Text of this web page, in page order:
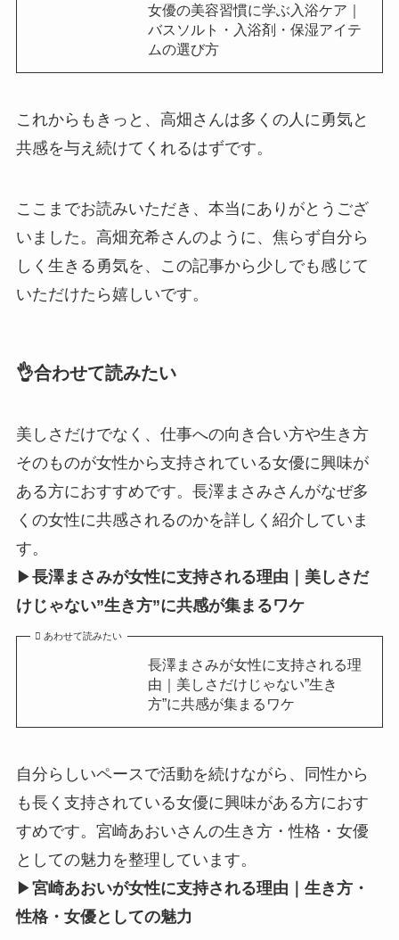
女優の美容習慣に学ぶ入浴ケア｜
バスソルト・入浴剤・保湿アイテ
ムの選び方
これからもきっと、高畑さんは多くの人に勇気と
共感を与え続けてくれるはずです。
ここまでお読みいただき、本当にありがとうござ
いました。高畑充希さんのように、焦らず自分ら
しく生きる勇気を、この記事から少しでも感じて
いただけたら嬉しいです。
👌合わせて読みたい
美しさだけでなく、仕事への向き合い方や生き方
そのものが女性から支持されている女優に興味が
ある方におすすめです。長澤まさみさんがなぜ多
くの女性に共感されるのかを詳しく紹介していま
す。
▶長澤まさみが女性に支持される理由｜美しさだ
けじゃない”生き方”に共感が集まるワケ
あわせて読みたい
長澤まさみが女性に支持される理
由｜美しさだけじゃない”生き
方”に共感が集まるワケ
自分らしいペースで活動を続けながら、同性から
も長く支持されている女優に興味がある方におす
すめです。宮崎あおいさんの生き方・性格・女優
としての魅力を整理しています。
▶宮崎あおいが女性に支持される理由｜生き方・
性格・女優としての魅力